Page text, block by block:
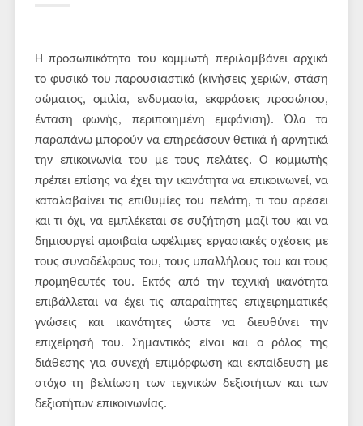
Η προσωπικότητα του κομμωτή περιλαμβάνει αρχικά
το φυσικό του παρουσιαστικό (κινήσεις χεριών, στάση
σώματος, ομιλία, ενδυμασία, εκφράσεις προσώπου,
ένταση φωνής, περιποιημένη εμφάνιση). Όλα τα
παραπάνω μπορούν να επηρεάσουν θετικά ή αρνητικά
την επικοινωνία του με τους πελάτες. Ο κομμωτής
πρέπει επίσης να έχει την ικανότητα να επικοινωνεί, να
καταλαβαίνει τις επιθυμίες του πελάτη, τι του αρέσει
και τι όχι, να εμπλέκεται σε συζήτηση μαζί του και να
δημιουργεί αμοιβαία ωφέλιμες εργασιακές σχέσεις με
τους συναδέλφους του, τους υπαλλήλους του και τους
προμηθευτές του. Εκτός από την τεχνική ικανότητα
επιβάλλεται να έχει τις απαραίτητες επιχειρηματικές
γνώσεις και ικανότητες ώστε να διευθύνει την
επιχείρησή του. Σημαντικός είναι και ο ρόλος της
διάθεσης για συνεχή επιμόρφωση και εκπαίδευση με
στόχο τη βελτίωση των τεχνικών δεξιοτήτων και των
δεξιοτήτων επικοινωνίας.